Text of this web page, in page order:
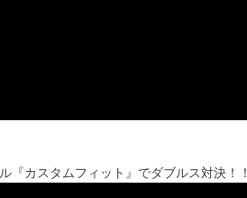
カスタムフィット』でダブルス対決！！